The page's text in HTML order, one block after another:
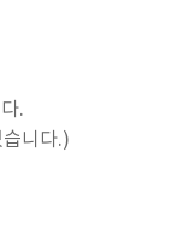
.
니다.)